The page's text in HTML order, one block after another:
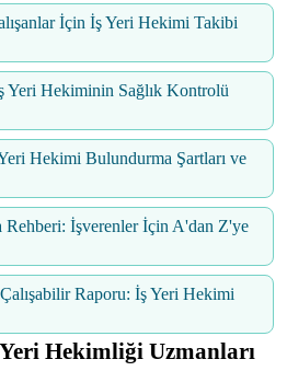
İçin İş Yeri Hekimi Takibi
Yeri Hekiminin Sağlık Kontrolü
Hekimi Bulundurma Şartları ve
Rehberi: İşverenler İçin A'dan Z'ye
Raporu: İş Yeri Hekimi
Hekimliği Uzmanları